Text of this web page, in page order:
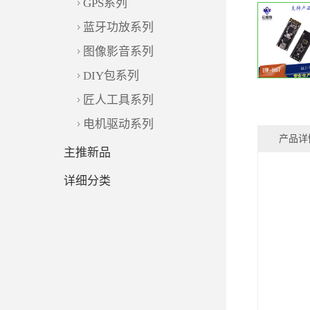
GPS系列
蓝牙功放系列
图像影音系列
DIY包系列
匠人工具系列
电机驱动系列
主推新品
详细分类
产品详